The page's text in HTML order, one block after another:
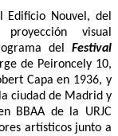
Edificio Nouvel, del
visual
delFestival
de Peironcely 10,
Capa en 1936, y
ciudad de Madrid y
BBAA de la URJC
artísticos junto a